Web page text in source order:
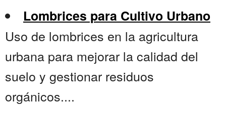
Lombrices para Cultivo Urbano
Uso de lombrices en la agricultura
urbana para mejorar la calidad del
suelo y gestionar residuos
orgánicos....